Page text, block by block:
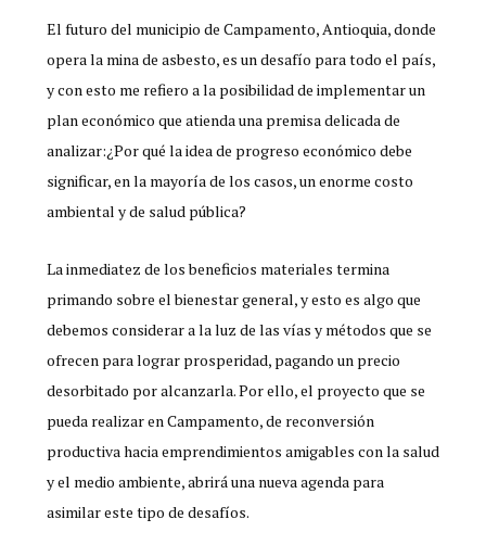
El futuro del municipio de Campamento, Antioquia, donde
opera la mina de asbesto, es un desafío para todo el país,
y con esto me refiero a la posibilidad de implementar un
plan económico que atienda una premisa delicada de
analizar:¿Por qué la idea de progreso económico debe
significar, en la mayoría de los casos, un enorme costo
ambiental y de salud pública?
La inmediatez de los beneficios materiales termina
primando sobre el bienestar general, y esto es algo que
debemos considerar a la luz de las vías y métodos que se
ofrecen para lograr prosperidad, pagando un precio
desorbitado por alcanzarla. Por ello, el proyecto que se
pueda realizar en Campamento, de reconversión
productiva hacia emprendimientos amigables con la salud
y el medio ambiente, abrirá una nueva agenda para
asimilar este tipo de desafíos.